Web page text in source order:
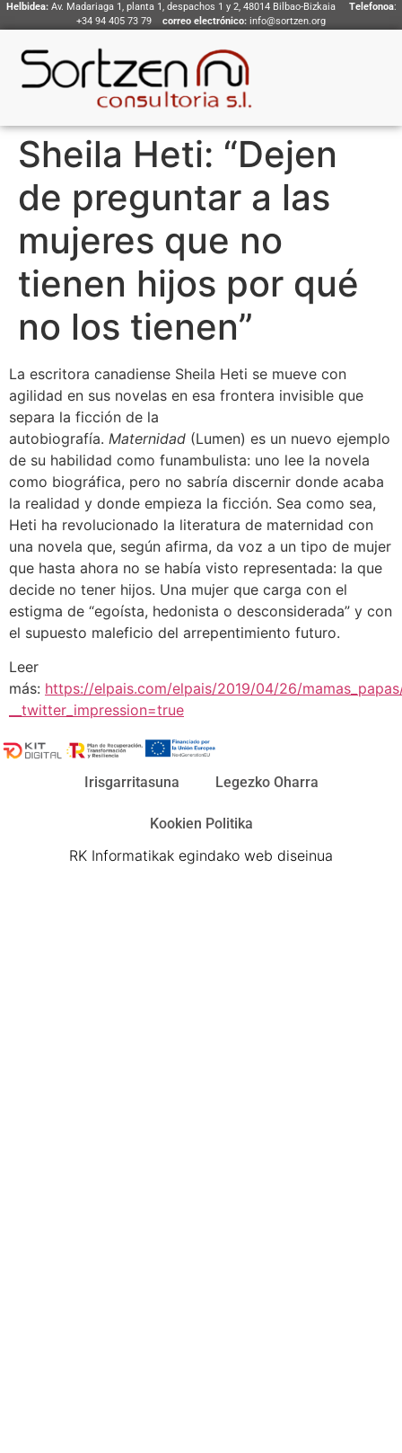
Helbidea:Av. Madariaga 1, planta 1, despachos 1 y 2, 48014 Bilbao-Bizkaia Telefonoa:
+34 94 405 73 79
correo electrónico: info@sortzen.org
Sheila Heti: “Dejen
de preguntar a las
mujeres que no
tienen hijos por qué
no los tienen”
La escritora canadiense Sheila Heti se mueve con
agilidad en sus novelas en esa frontera invisible que
separa la ficción de la
autobiografía. Maternidad (Lumen) es un nuevo ejemplo
de su habilidad como funambulista: uno lee la novela
como biográfica, pero no sabría discernir donde acaba
la realidad y donde empieza la ficción. Sea como sea,
Heti ha revolucionado la literatura de maternidad con
una novela que, según afirma, da voz a un tipo de mujer
que hasta ahora no se había visto representada: la que
decide no tener hijos. Una mujer que carga con el
estigma de “egoísta, hedonista o desconsiderada” y con
el supuesto maleficio del arrepentimiento futuro.
Leer
más: https://elpais.com/elpais/2019/04/26/
__twitter_impression=true
Irisgarritasuna Legezko Oharra
Kookien Politika
RK Informatikak egindako web diseinua